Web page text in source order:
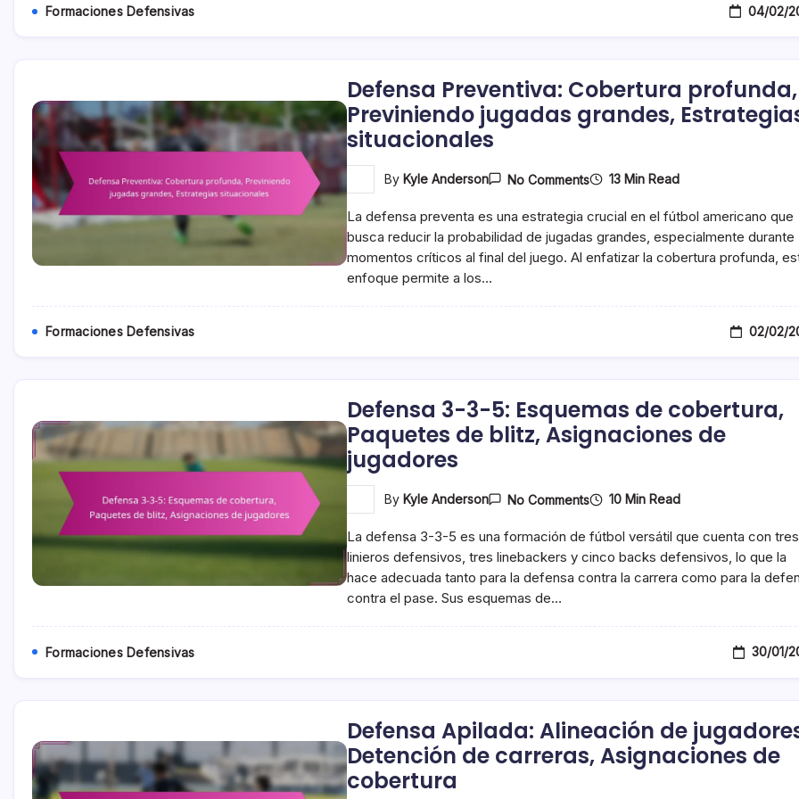
Formaciones Defensivas 04/02/
Defensa Preventiva: Cobertura profunda,
Previniendo jugadas grandes,
situacionales
By Kyle Anderson No CommentsOn
Cobertura
Profunda,
Previniendo
Jugadas
13 Min Read
La defensa preventa es una estrategia crucial en el fútbol americano que
busca reducir la probabilidad de jugadas grandes, especialmente durante
momentos críticos al final del juego. Al enfatizar la cobertura profunda,
enfoque permite a los…
Formaciones Defensivas 02/02/
Defensa 3-3-5: Esquemas de cobertura,
Paquetes de blitz, Asignaciones de
jugadores
By Kyle Anderson No CommentsOn
3-
5:
Esquemas
De
10 Min Read
La defensa 3-3-5 es una formación de fútbol versátil que cuenta con tres
linieros defensivos, tres linebackers y cinco backs defensivos, lo que la
hace adecuada tanto para la defensa contra la carrera como para la
contra el pase. Sus esquemas de…
Formaciones Defensivas 30/01/
Defensa Apilada: Alineación de
Detención de carreras, Asignaciones de
cobertura